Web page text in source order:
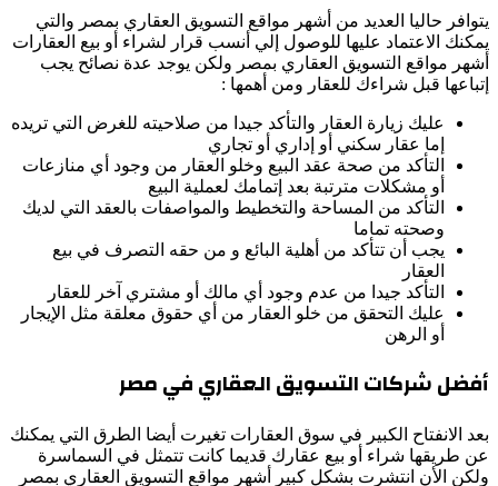
يتوافر حاليا العديد من أشهر مواقع التسويق العقاري بمصر والتي
يمكنك الاعتماد عليها للوصول إلي أنسب قرار لشراء أو بيع العقارات
أشهر مواقع التسويق العقاري بمصر ولكن يوجد عدة نصائح يجب
إتباعها قبل شراءك للعقار ومن أهمها :
عليك زيارة العقار والتأكد جيدا من صلاحيته للغرض التي تريده
إما عقار سكني أو إداري أو تجاري
التأكد من صحة عقد البيع وخلو العقار من وجود أي منازعات
أو مشكلات مترتبة بعد إتمامك لعملية البيع
التأكد من المساحة والتخطيط والمواصفات بالعقد التي لديك
وصحته تماما
يجب أن تتأكد من أهلية البائع و من حقه التصرف في بيع
العقار
التأكد جيدا من عدم وجود أي مالك أو مشتري آخر للعقار
عليك التحقق من خلو العقار من أي حقوق معلقة مثل الإيجار
أو الرهن
أفضل شركات التسويق العقاري في مصر
بعد الانفتاح الكبير في سوق العقارات تغيرت أيضا الطرق التي يمكنك
عن طريقها شراء أو بيع عقارك قديما كانت تتمثل في السماسرة
ولكن الأن انتشرت بشكل كبير أشهر مواقع التسويق العقاري بمصر